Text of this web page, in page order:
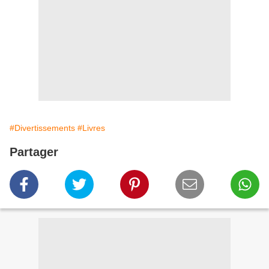
#Divertissements #Livres
Partager